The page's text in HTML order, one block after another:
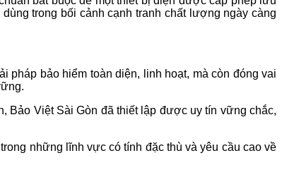
trong bối cảnh cạnh tranh chất lượng ngày càng
pháp bảo hiểm toàn diện, linh hoạt, mà còn đóng vai
Bảo Việt Sài Gòn đã thiết lập được uy tín vững chắc,
những lĩnh vực có tính đặc thù và yêu cầu cao về